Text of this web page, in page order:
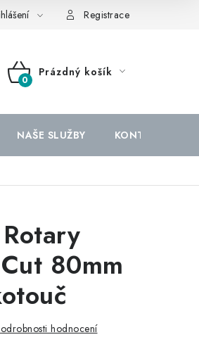
Registrace
NÁKUPNÍ
Prázdný košík
NAŠE SLUŽBY KONTAKTY
80mm
hodnocení